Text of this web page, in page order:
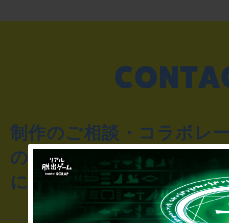
制作のご相談・コラボレ
のお客様からのご質問や
にお問い合わせください